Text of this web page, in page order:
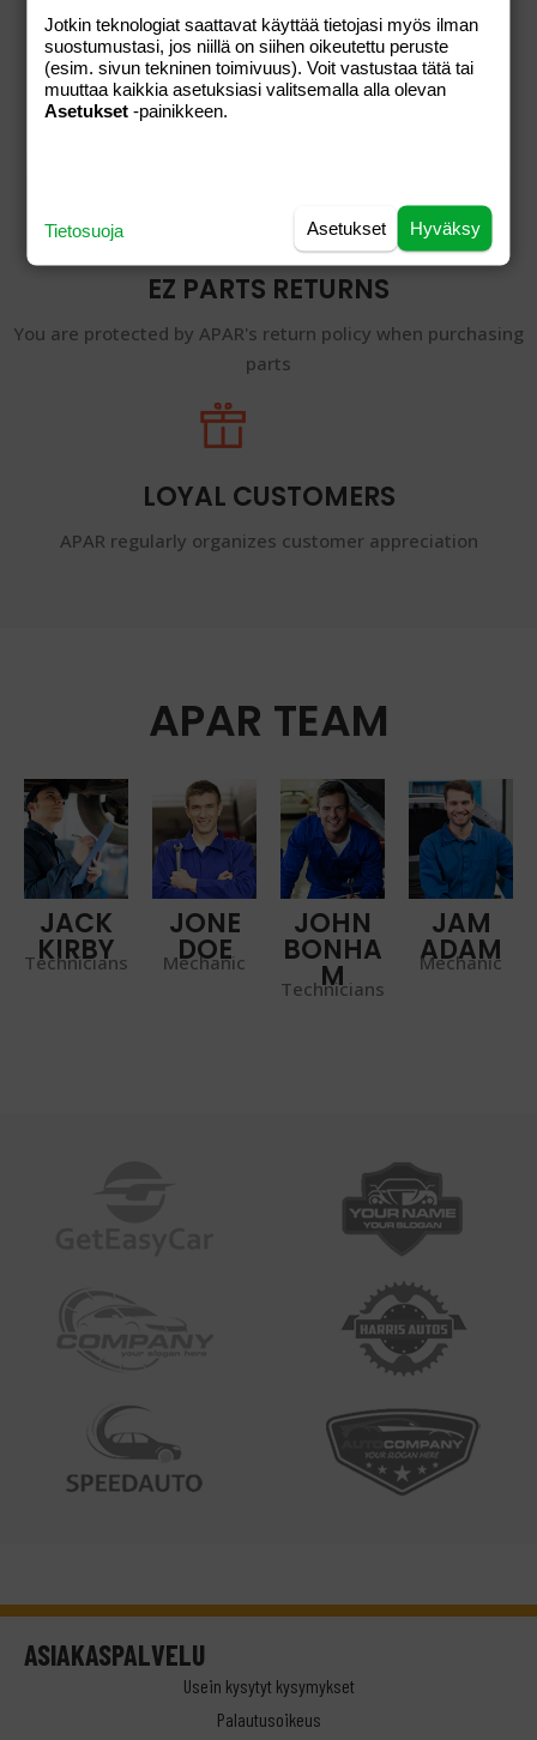
100% GENUINE
EZ PARTS RETURNS
You are protected by APAR's return policy when purchasing
parts
LOYAL CUSTOMERS
APAR regularly organizes customer appreciation
APAR TEAM
JACK
KIRBY
Technicians
JONE
DOE
Mechanic
JOHN
BONHA
M
Technicians
JAM
ADAM
Mechanic
ASIAKASPALVELU
Usein kysytyt kysymykset
Palautusoikeus
Jotkin teknologiat saattavat käyttää tietojasi myös ilman
suostumustasi, jos niillä on siihen oikeutettu peruste
(esim. sivun tekninen toimivuus). Voit vastustaa tätä tai
muuttaa kaikkia asetuksiasi valitsemalla alla olevan
Asetukset -painikkeen.
Hyväksy
Asetukset
Tietosuoja